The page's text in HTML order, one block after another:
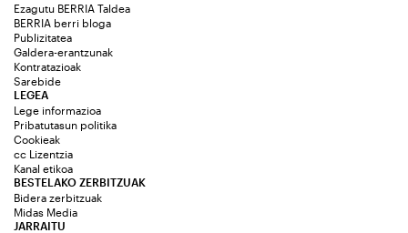
Ezagutu BERRIA Taldea
BERRIA berri bloga
Publizitatea
Galdera-erantzunak
Kontratazioak
Sarebide
JARRAITU
LEGEA
Lege informazioa
Pribatutasun politika
Cookieak
cc Lizentzia
Kanal etikoa
BESTELAKO ZERBITZUAK
Bidera zerbitzuak
Midas Media